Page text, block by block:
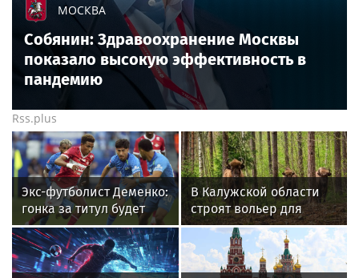
МОСКВА
Собянин: Здравоохранение Москвы
показало высокую эффективность в
пандемию
Rss.plus
Экс-футболист Деменко:
гонка за титул будет
между "Зенитом",
"Спартаком" и
"Краснодаром"
В Калужской области
строят вольер для
краснокнижных
животных